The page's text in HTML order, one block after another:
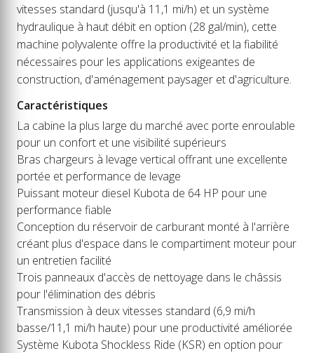
vitesses standard (jusqu'à 11,1 mi/h) et un système
hydraulique à haut débit en option (28 gal/min), cette
machine polyvalente offre la productivité et la fiabilité
nécessaires pour les applications exigeantes de
construction, d'aménagement paysager et d'agriculture.
Caractéristiques
La cabine la plus large du marché avec porte enroulable
pour un confort et une visibilité supérieurs
Bras chargeurs à levage vertical offrant une excellente
portée et performance de levage
Puissant moteur diesel Kubota de 64 HP pour une
performance fiable
Conception du réservoir de carburant monté à l'arrière
créant plus d'espace dans le compartiment moteur pour
un entretien facilité
Trois panneaux d'accès de nettoyage dans le châssis
pour l'élimination des débris
Transmission à deux vitesses standard (6,9 mi/h
basse/11,1 mi/h haute) pour une productivité améliorée
Système Kubota Shockless Ride (KSR) en option pour